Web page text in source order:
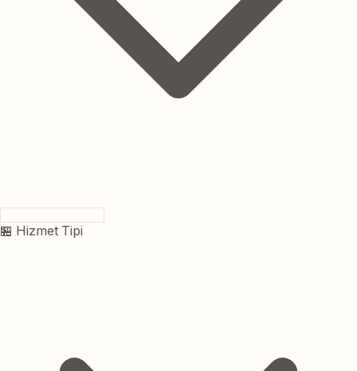
🏪 Hizmet Tipi